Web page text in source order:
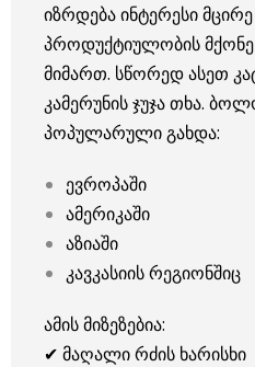
იზრდება ინტერესი
პროდუქტიულობის
მიმართ. სწორედ ასეთ
კამერუნის ჯუჯა თხა.
პოპულარული გახდა:
ევროპაში
ამერიკაში
აზიაში
კავკასიის რეგიონშიც
ამის მიზეზებია:
✔ მაღალი რძის ხარისხი